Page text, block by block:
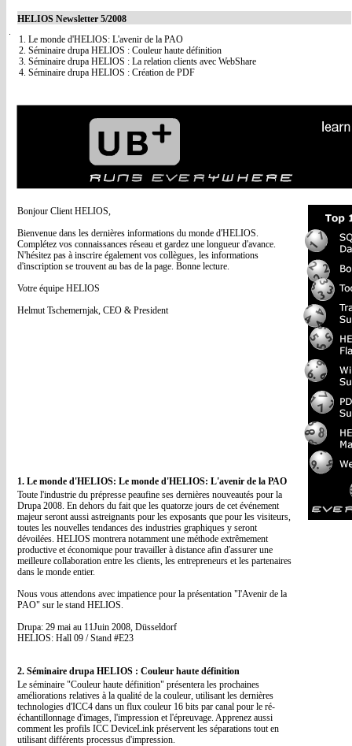
1. Le monde d'HELIOS: L'avenir de la PAO
2. Séminaire drupa HELIOS : Couleur haute définition
3. Séminaire drupa HELIOS : La relation clients avec WebShare
4. Séminaire drupa HELIOS : Création de PDF
HELIOS Newsletter 5/2008
Bonjour Client HELIOS,
Bienvenue dans les dernières informations du monde d'HELIOS.
Complétez vos connaissances réseau et gardez une longueur d'avance.
N'hésitez pas à inscrire également vos collègues, les informations
d'inscription se trouvent au bas de la page. Bonne lecture.
Votre équipe HELIOS
Helmut Tschemernjak, CEO & President
1. Le monde d'HELIOS: Le monde d'HELIOS: L'avenir de la PAO
Toute l'industrie du prépresse peaufine ses dernières nouveautés pour la
Drupa 2008. En dehors du fait que les quatorze jours de cet événement
majeur seront aussi astreignants pour les exposants que pour les visiteurs,
toutes les nouvelles tendances des industries graphiques y seront
dévoilées. HELIOS montrera notamment une méthode extrêmement
productive et économique pour travailler à distance afin d'assurer une
meilleure collaboration entre les clients, les entrepreneurs et les partenaires
dans le monde entier.
Nous vous attendons avec impatience pour la présentation "l'Avenir de la
PAO" sur le stand HELIOS.
Drupa: 29 mai au 11Juin 2008, Düsseldorf
HELIOS: Hall 09 / Stand #E23
2. Séminaire drupa HELIOS : Couleur haute définition
Le séminaire "Couleur haute définition" présentera les prochaines
améliorations relatives à la qualité de la couleur, utilisant les dernières
technologies d'ICC4 dans un flux couleur 16 bits par canal pour le ré-
échantillonnage d'images, l'impression et l'épreuvage. Apprenez aussi
comment les profils ICC DeviceLink préservent les séparations tout en
utilisant différents processus d'impression.